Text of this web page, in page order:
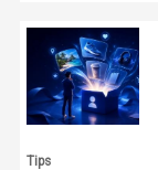
Tips